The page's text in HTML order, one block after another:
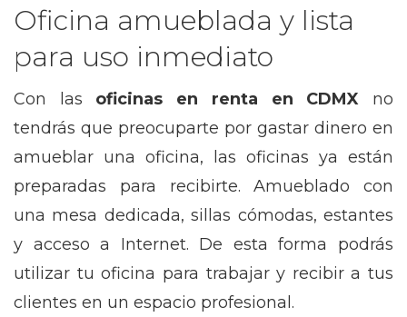
Oficina amueblada y lista
para uso inmediato
Con las oficinas en renta en CDMX no
tendrás que preocuparte por gastar dinero en
amueblar una oficina, las oficinas ya están
preparadas para recibirte. Amueblado con
una mesa dedicada, sillas cómodas, estantes
y acceso a Internet. De esta forma podrás
utilizar tu oficina para trabajar y recibir a tus
clientes en un espacio profesional.